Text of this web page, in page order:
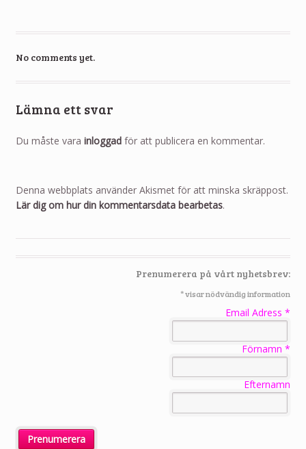
No comments yet.
Lämna ett svar
Du måste vara inloggadför att publicera en kommentar.
Denna webbplats använder Akismet för att minska skräppost.
Lär dig om hur din kommentarsdata bearbetas.
Prenumerera på vårt nyhetsbrev:
*visar nödvändig information
Email Adress*
Förnamn*
Efternamn